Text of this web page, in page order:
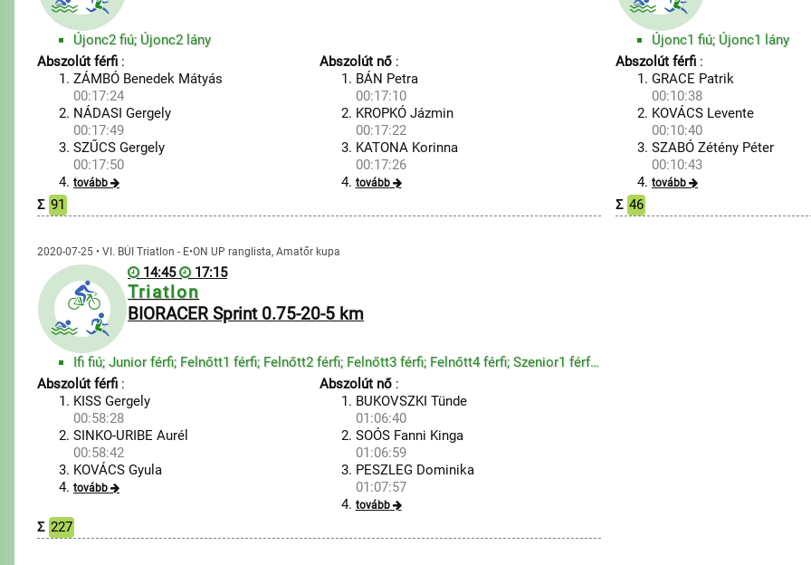
Újonc2 fiú; Újonc2 lány
Abszolút férfi :
ZÁMBÓ Benedek Mátyás
00:17:24
NÁDASI Gergely
00:17:49
SZŰCS Gergely
00:17:50
tovább
Abszolút nő:
BÁN Petra
00:17:10
KROPKÓ Jázmin
00:17:22
KATONA Korinna
00:17:26
tovább
Σ 91
Újonc1 fiú; Újonc1 lány
Abszolút férfi:
GRACE Patrik
00:10:38
KOVÁCS Levente
00:10:40
SZABÓ Zétény Péter
00:10:43
tovább
Σ 46
2020-07-25 • VI. BÚI Triatlon - E•ON UP ranglista, Amatőr kupa
14:45 17:15
Triatlon
BIORACER Sprint 0.75-20-5 km
Ifi fiú; Junior férfi; Felnőtt1 férfi; Felnőtt2 férfi; Felnőtt3 férfi; Felnőtt4 férfi; Szenior1 férf...
Abszolút férfi :
KISS Gergely
00:58:28
SINKO-URIBE Aurél
00:58:42
KOVÁCS Gyula
tovább
Abszolút nő:
BUKOVSZKI Tünde
01:06:40
SOÓS Fanni Kinga
01:06:59
PESZLEG Dominika
01:07:57
tovább
Σ 227